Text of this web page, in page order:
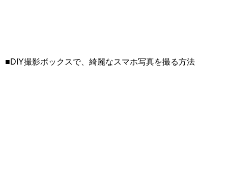
■DIY撮影ボックスで、綺麗なスマホ写真を撮る方法